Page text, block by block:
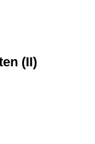
(II)